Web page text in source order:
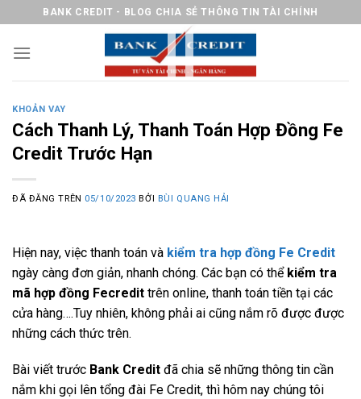
nội
BANK CREDIT - BLOG CHIA SẺ THÔNG TIN TÀI CHÍNH
KHOẢN VAY
Cách Thanh Lý, Thanh Toán Hợp Đồng Fe
Credit Trước Hạn
ĐÃ ĐĂNG TRÊN 05/10/2023 BỞI BÙI QUANG HẢI
Hiện nay, việc thanh toán và kiểm tra hợp đồng Fe Credit
ngày càng đơn giản, nhanh chóng. Các bạn có thể kiểm tra
mã hợp đồng Fecredit trên online, thanh toán tiền tại các
cửa hàng….Tuy nhiên, không phải ai cũng nắm rõ được được
những cách thức trên.
Bài viết trước Bank Credit đã chia sẽ những thông tin cần
nắm khi gọi lên tổng đài Fe Credit, thì hôm nay chúng tôi